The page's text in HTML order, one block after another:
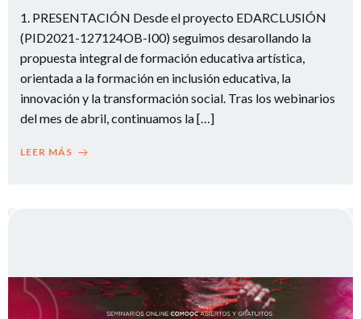
1. PRESENTACIÓN Desde el proyecto EDARCLUSIÓN
(PID2021-127124OB-I00) seguimos desarollando la
propuesta integral de formación educativa artística,
orientada a la formación en inclusión educativa, la
innovación y la transformación social. Tras los webinarios
del mes de abril, continuamos la […]
LEER MÁS